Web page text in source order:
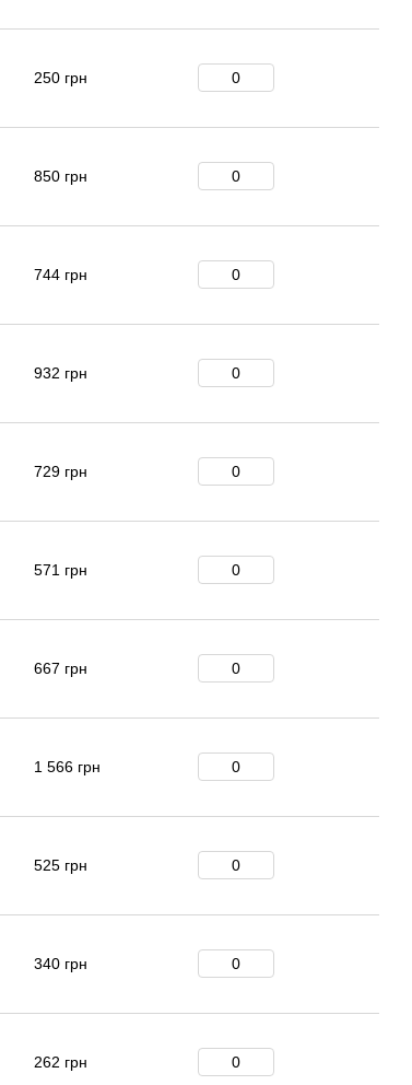
250 грн
850 грн
744 грн
932 грн
729 грн
571 грн
667 грн
1 566 грн
525 грн
340 грн
262 грн